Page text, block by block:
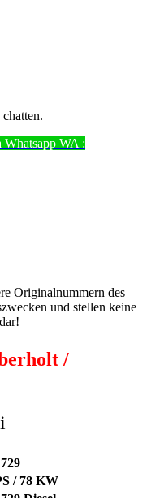
Whatsapp WA :
Originalnummern des
und stellen keine
/
/ 78 KW